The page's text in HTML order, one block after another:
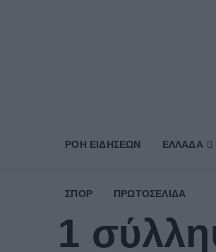
ΡΟΗ ΕΙΔΗΣΕΩΝ ΕΛΛΑΔΑ
ΣΠΟΡ ΠΡΩΤΟΣΈΛΙΔΑ
1